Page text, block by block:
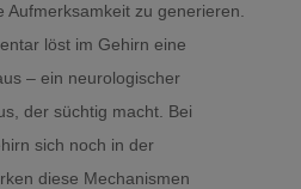
zu generieren.
löst im Gehirn eine
– ein neurologischer
der süchtig macht. Bei
sich noch in der
diese Mechanismen